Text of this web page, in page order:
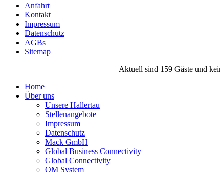
Anfahrt
Kontakt
Impressum
Datenschutz
AGBs
Sitemap
Aktuell sind 159 Gäste und
Home
Über uns
Unsere Hallertau
Stellenangebote
Impressum
Datenschutz
Mack GmbH
Global Business Connectivity
Global Connectivity
QM System